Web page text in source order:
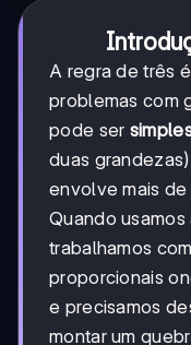
A regra de três
problemas com
pode ser
duas
envolve mais
Quando
trabalhamos
proporcionais
e precisamos
montar um